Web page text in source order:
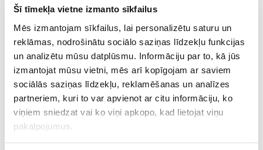
Šī tīmekļa vietne izmanto sīkfailus
Mēs izmantojam sīkfailus, lai personalizētu saturu un
reklāmas, nodrošinātu sociālo saziņas līdzekļu funkcijas
un analizētu mūsu datplūsmu. Informāciju par to, kā jūs
izmantojat mūsu vietni, mēs arī kopīgojam ar saviem
sociālās saziņas līdzekļu, reklamēšanas un analīzes
partneriem, kuri to var apvienot ar citu informāciju, ko
viņiem sniedzat vai ko viņi apkopo, kad lietojat viņu
pakalpojumus.
IESKATIES
Liebherr ledusskapji - nav tikai
sadzīves tehnika, jo uzņēmums
ražo arī profesionālos